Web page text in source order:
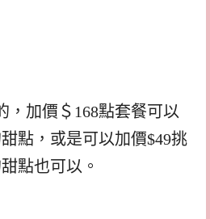
，加價＄168點套餐可以
點，或是可以加價$49挑
點也可以。